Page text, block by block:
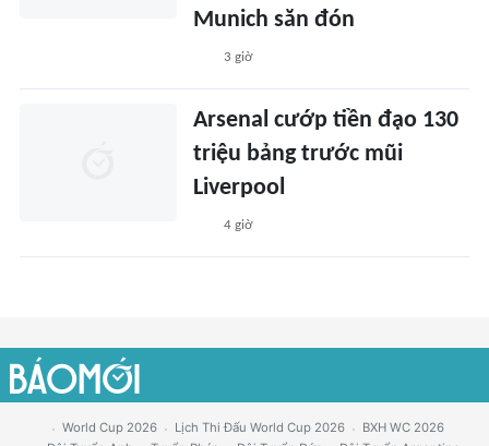
Munich săn đón
3 giờ
Arsenal cướp tiền đạo 130
triệu bảng trước mũi
Liverpool
4 giờ
World Cup 2026 Lịch Thi Đấu World Cup 2026
BXH WC 2026